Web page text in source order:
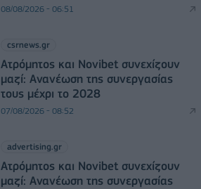
08/08/2026 - 06:51
csrnews.gr
Ατρόμητος και Novibet συνεχίζουν
μαζί: Ανανέωση της συνεργασίας
τους μέχρι το 2028
07/08/2026 - 08:52
advertising.gr
Ατρόμητος και Novibet συνεχίζουν
μαζί: Ανανέωση της συνεργασίας